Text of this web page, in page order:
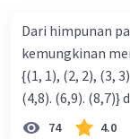
Dari himpunan
kemungkinan merupakan ko-
{(1, 1), (2, 2), (3, 3), (4,4)} b. {(1, 2), (2, 3), (3,
74 4.0